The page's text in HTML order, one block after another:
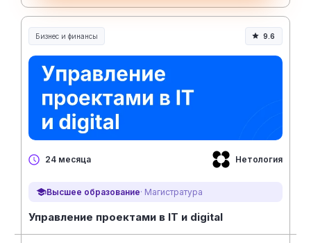
Бизнес и финансы 9.6
24 месяца Нетология
Высшее образование· Магистратура
Управление проектами в IT и digital